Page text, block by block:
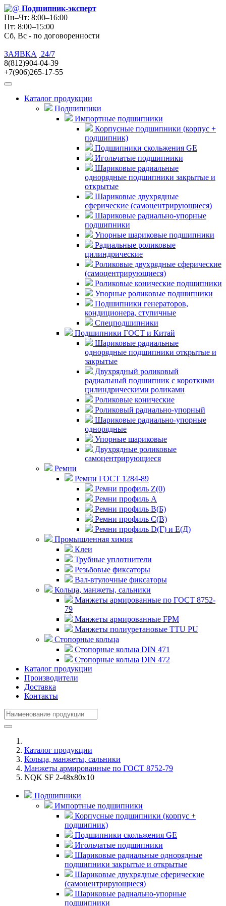
Подшипник-эксперт
Пн–Чт: 8:00–16:00
Пт: 8:00–15:00
Сб, Вс - по договоренности
ЗАЯВКА
24/7
8(812)904-04-39
+7(906)265-17-55
Каталог продукции
Подшипники
Импортные подшипники
Корпусные подшипники (корпус +
подшипник)
Подшипники скольжения GE
Игольчатые подшипники
Шариковые радиальные
однорядные подшипники закрытые и
открытые
Шариковые двухрядные
сферические (самоцентрирующиеся)
Шариковые радиально-упорные
подшипники
Упорные шариковые подшипники
Радиальные роликовые
цилиндрические
Роликовые двухрядные сферические
(самоцентрирующиеся)
Роликовые конические подшипники
Упорные роликовые подшипники
Подшипники генераторов,
кондиционера, ступичные
Спецподшипники
Подшипники ГОСТ и Китай
Шариковые радиальные
однорядные подшипники открытые и
закрытые
Двухрядный роликовый
радиальный подшипник с короткими
цилиндрическими роликами
Роликовые конические
Роликовый радиально-упорный
Шариковые радиально-упорные
однорядные
Упорные шариковые
Двухрядные роликовые
самоцентрирующиеся
Ремни
Ремни ГОСТ 1284-89
Ремни профиль Z(0)
Ремни профиль А
Ремни профиль В(Б)
Ремни профиль С(В)
Ремни профиль D(Г) и E(Д)
Промышленная химия
Клеи
Трубные уплотнители
Резьбовые фиксаторы
Вал-втулочные фиксаторы
Кольца, манжеты, сальники
Манжеты армированные по ГОСТ 8752-
79
Манжеты армированные FPM
Манжеты полиуретановые TTU PU
Стопорные кольца
Стопорные кольца DIN 471
Стопорные кольца DIN 472
Каталог продукции
Производители
Доставка
Контакты
Каталог продукции
Кольца, манжеты, сальники
Манжеты армированные по ГОСТ 8752-79
NQK SF 2-48x80x10
Подшипники
Импортные подшипники
Корпусные подшипники (корпус +
подшипник)
Подшипники скольжения GE
Игольчатые подшипники
Шариковые радиальные однорядные
подшипники закрытые и открытые
Шариковые двухрядные сферические
(самоцентрирующиеся)
Шариковые радиально-упорные
подшипники